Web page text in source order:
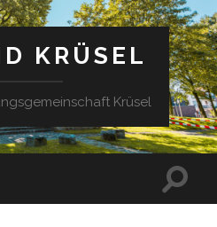
KRÜSEL
Krüsel